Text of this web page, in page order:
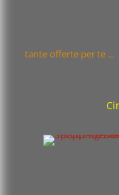
tante offerte per te ...